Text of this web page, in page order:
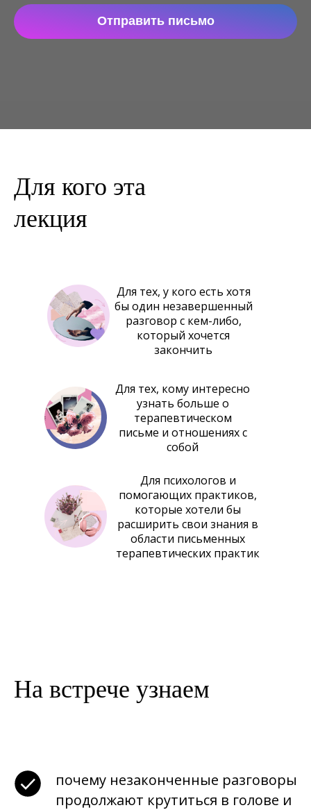
Отправить письмо
Для кого эта
лекция
Для тех, у кого есть хотя
бы один незавершенный
разговор с кем-либо,
который хочется
закончить
Для тех, кому интересно
узнать больше о
терапевтическом
письме и отношениях с
собой
Для психологов и
помогающих практиков,
которые хотели бы
расширить свои знания в
области письменных
терапевтических практик
На встрече узнаем
почему незаконченные разговоры
продолжают крутиться в голове и